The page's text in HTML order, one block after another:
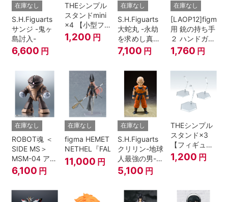
在庫なし
S.H.Figuarts
サンジ -鬼ヶ
島討入-
6,600 円
THEシンプル
スタンドmini
×4 【小型フ
ィギュア＆デ
ィフォルメフ
1,200 円
在庫なし
S.H.Figuarts
大蛇丸 -永劫
を求めし真理
の探究者-
『NARUTO-
7,100 円
在庫なし
[LAOP12]figma
用 銃の持ち手
２ ハンドガン
セット
1,760 円
在庫なし
ROBOT魂 ＜
SIDE MS＞
MSM-04 アッ
ガイ ver.
A.N.I.M.E.
6,100 円
在庫なし
figma HEMET
NETHEL『FALSLANDER』
11,000 円
在庫なし
S.H.Figuarts
クリリン-地球
人最強の男-
『ドラゴンボ
ールＺ』
5,100 円
THEシンプル
スタンド×3
【フィギュア
＆模型用】
〈HEX〉タイ
1,200 円